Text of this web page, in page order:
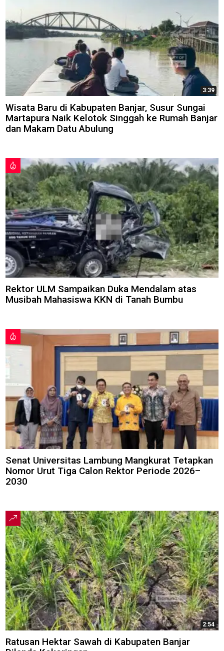
3:39
Wisata Baru di Kabupaten Banjar, Susur Sungai
Martapura Naik Kelotok Singgah ke Rumah Banjar
dan Makam Datu Abulung
Rektor ULM Sampaikan Duka Mendalam atas
Musibah Mahasiswa KKN di Tanah Bumbu
Senat Universitas Lambung Mangkurat Tetapkan
Nomor Urut Tiga Calon Rektor Periode 2026–
2030
2:54
Ratusan Hektar Sawah di Kabupaten Banjar